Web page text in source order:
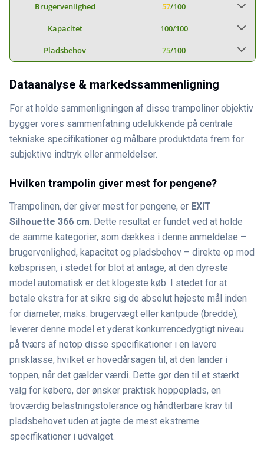
Brugervenlighed
57/100
Kapacitet 100/100
Pladsbehov 75/100
Dataanalyse & markedssammenligning
For at holde sammenligningen af disse trampoliner objektiv
bygger vores sammenfatning udelukkende på centrale
tekniske specifikationer og målbare produktdata frem for
subjektive indtryk eller anmeldelser.
Hvilken trampolin giver mest for pengene?
Trampolinen, der giver mest for pengene, er EXIT
Silhouette 366 cm . Dette resultat er fundet ved at holde
de samme kategorier, som dækkes i denne anmeldelse –
brugervenlighed, kapacitet og pladsbehov – direkte op mod
købsprisen, i stedet for blot at antage, at den dyreste
model automatisk er det klogeste køb. I stedet for at
betale ekstra for at sikre sig de absolut højeste mål inden
for diameter, maks. brugervægt eller kantpude (bredde),
leverer denne model et yderst konkurrencedygtigt niveau
på tværs af netop disse specifikationer i en lavere
prisklasse, hvilket er hovedårsagen til, at den lander i
toppen, når det gælder værdi. Dette gør den til et stærkt
valg for købere, der ønsker praktisk hoppeplads, en
troværdig belastningstolerance og håndterbare krav til
pladsbehovet uden at jagte de mest ekstreme
specifikationer i udvalget.